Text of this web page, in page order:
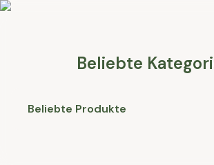
Beliebte
Beliebte Produkte